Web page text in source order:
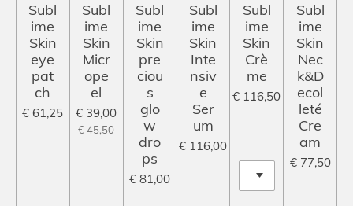
Subl
ime
Skin
eye
pat
ch
€ 61,25
Subl
ime
Skin
Micr
ope
el
€ 39,00
€ 45,50
Subl
ime
Skin
pre
ciou
s
glo
w
dro
ps
€ 81,00
Subl
ime
Skin
Inte
nsiv
e
Ser
um
€ 116,00
Subl
ime
Skin
Crè
me
€ 116,50
Subl
ime
Skin
Nec
k&D
ecol
leté
Cre
am
€ 77,50